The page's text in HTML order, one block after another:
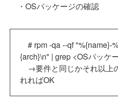
・OSパッケージの確認
# rpm -qa --qf "%{name}-
{arch}\n" | grep <OSパッケ
→要件と同じかそれ以上
れればOK